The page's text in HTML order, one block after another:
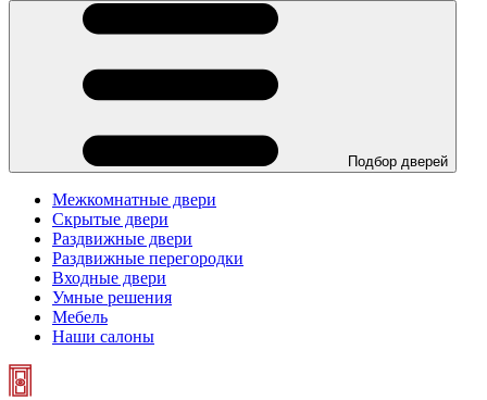
Подбор дверей
Межкомнатные двери
Скрытые двери
Раздвижные двери
Раздвижные перегородки
Входные двери
Умные решения
Мебель
Наши салоны